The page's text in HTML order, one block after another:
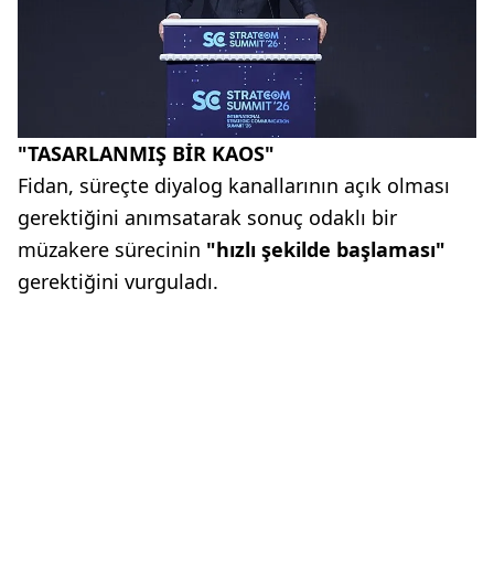
"TASARLANMIŞ BİR KAOS"
Fidan, süreçte diyalog kanallarının açık olması
gerektiğini anımsatarak sonuç odaklı bir
müzakere sürecinin "hızlı şekilde başlaması"
gerektiğini vurguladı.